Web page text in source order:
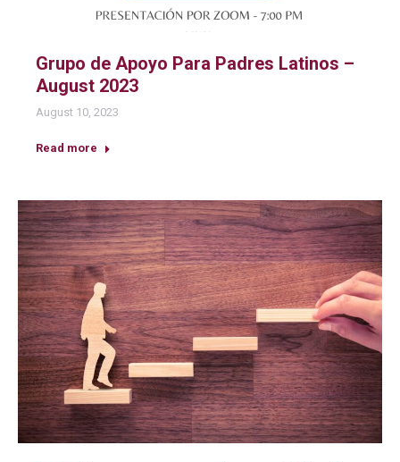
Grupo de Apoyo Para Padres Latinos –
August 2023
August 10, 2023
Read more